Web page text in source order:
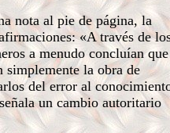
nota al pie de página, la
«A través de
a menudo concluían que
simplemente la obra de
del error al
un cambio autoritario